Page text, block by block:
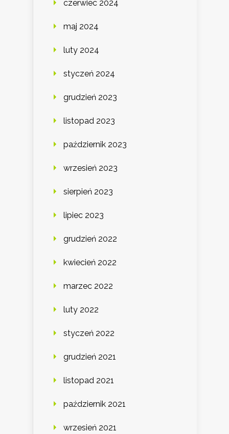
czerwiec 2024
maj 2024
luty 2024
styczeń 2024
grudzień 2023
listopad 2023
październik 2023
wrzesień 2023
sierpień 2023
lipiec 2023
grudzień 2022
kwiecień 2022
marzec 2022
luty 2022
styczeń 2022
grudzień 2021
listopad 2021
październik 2021
wrzesień 2021